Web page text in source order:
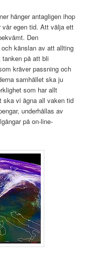
hänger antagligen ihop
vår egen tid. Att välja ett
Den
känslan av att allting
tanken på att bli
kräver passning och
samhället ska ju
som har allt
ska vi ägna all vaken tid
underhållas av
på on-line-